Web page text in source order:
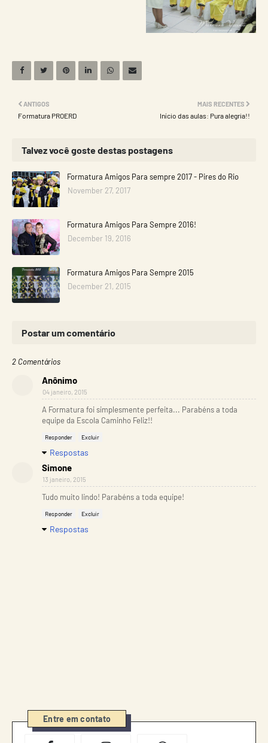
MAIS RECENTES
Início das aulas: Pura alegria!!
ANTIGOS
Formatura PROERD
Talvez você goste destas postagens
Formatura Amigos Para sempre 2017 - Pires do Rio
November 27, 2017
Formatura Amigos Para Sempre 2016!
December 19, 2016
Formatura Amigos Para Sempre 2015
December 21, 2015
Postar um comentário
2 Comentários
Anônimo
04 janeiro, 2015
A Formatura foi simplesmente perfeita... Parabéns a toda
equipe da Escola Caminho Feliz!!
Responder Excluir
Respostas
Simone
13 janeiro, 2015
Tudo muito lindo! Parabéns a toda equipe!
Responder Excluir
Respostas
Entre em contato